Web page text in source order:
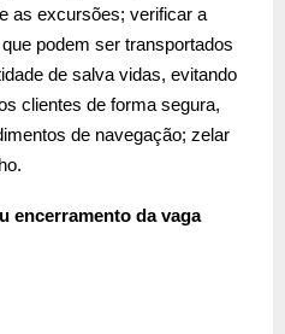
as excursões; verificar a
podem ser transportados
de salva vidas, evitando
clientes de forma segura,
de navegação; zelar
encerramento da vaga